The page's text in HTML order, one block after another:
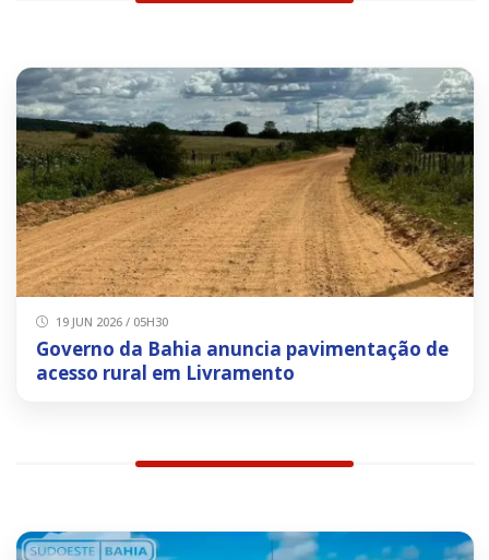
19 JUN 2026 / 05H30
Governo da Bahia anuncia pavimentação de
acesso rural em Livramento